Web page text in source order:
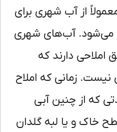
از آب شهری برای
آب‌های شهری
دارند که
زمانی که املاح
از چنین آبی
و یا لبه گلدان